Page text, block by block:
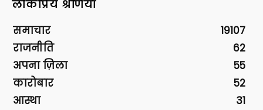
लोकप्रिय श्रेणियां
समाचार
19107
राजनीति
62
अपना ज़िला
55
कारोबार
52
आस्था
31